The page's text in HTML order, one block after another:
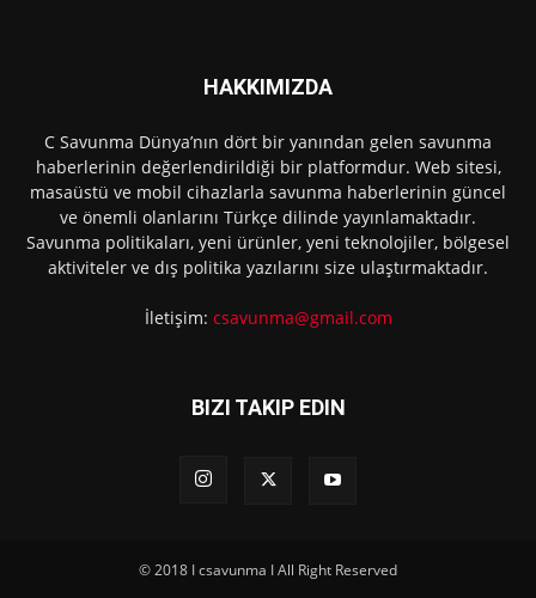
HAKKIMIZDA
C Savunma Dünya’nın dört bir yanından gelen savunma
haberlerinin değerlendirildiği bir platformdur. Web sitesi,
masaüstü ve mobil cihazlarla savunma haberlerinin güncel
ve önemli olanlarını Türkçe dilinde yayınlamaktadır.
Savunma politikaları, yeni ürünler, yeni teknolojiler, bölgesel
aktiviteler ve dış politika yazılarını size ulaştırmaktadır.
İletişim: csavunma@gmail.com
BIZI TAKIP EDIN
© 2018 I csavunma I All Right Reserved